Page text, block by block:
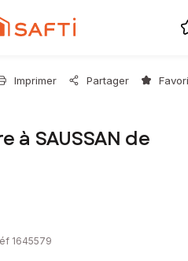
Imprimer Partager
à SAUSSAN de
1645579